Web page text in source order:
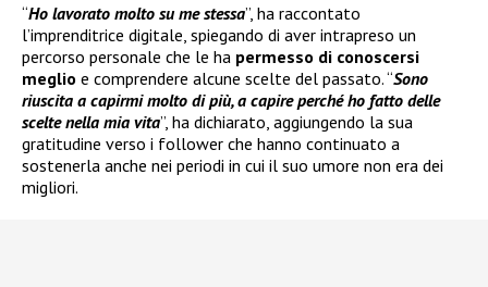
“Ho lavorato molto su me stessa”, ha raccontato
l’imprenditrice digitale, spiegando di aver intrapreso un
percorso personale che le ha permesso di conoscersi
meglio e comprendere alcune scelte del passato. “Sono
riuscita a capirmi molto di più, a capire perché ho fatto delle
scelte nella mia vita”, ha dichiarato, aggiungendo la sua
gratitudine verso i follower che hanno continuato a
sostenerla anche nei periodi in cui il suo umore non era dei
migliori.